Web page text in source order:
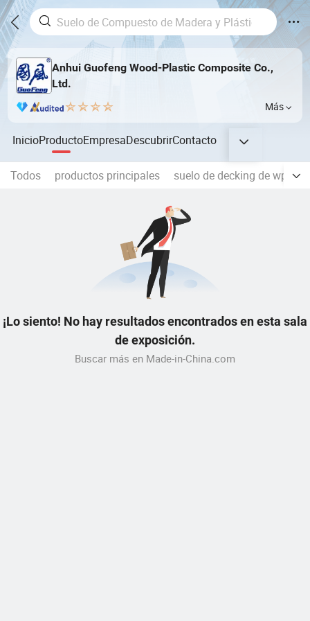
Anhui Guofeng Wood-Plastic Composite Co.,
Ltd.
Más
InicioProductoEmpresaDescubrirContacto
Todos productos principales suelo de decking de wpc
¡Lo siento! No hay resultados encontrados en esta sala
de exposición.
Buscar más en Made-in-China.com